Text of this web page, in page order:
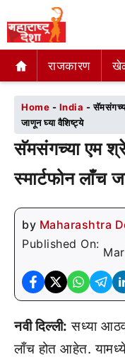
राजकारण
राजकारण
Home - India -
जाणून घ्या वैशिष्ट्ये
सॅमसंगच्या एम
स्मार्टफोन लाँच
by Maharashtra
Published On:
नवी दिल्ली: सध्या
लाँच होत आहेत.